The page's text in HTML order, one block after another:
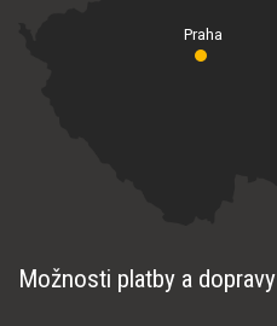
Praha
Možnosti platby a dopravy